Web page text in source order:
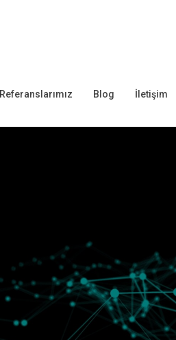
Referanslarımız Blog İletişim